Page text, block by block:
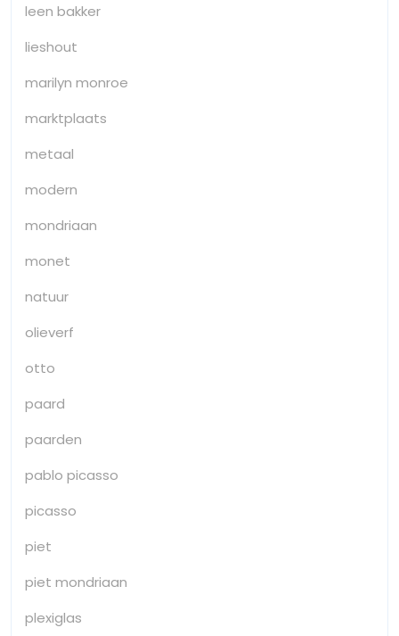
leen bakker
lieshout
marilyn monroe
marktplaats
metaal
modern
mondriaan
monet
natuur
olieverf
otto
paard
paarden
pablo picasso
picasso
piet
piet mondriaan
plexiglas